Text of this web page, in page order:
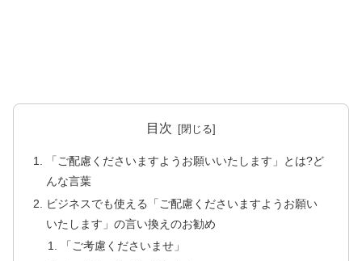
目次
「ご配慮くださいますようお願いいたします」とは?ど
んな言葉
ビジネスでも使える「ご配慮くださいますようお願い
いたします」の言い換えのお勧め
「ご考慮くださいませ」